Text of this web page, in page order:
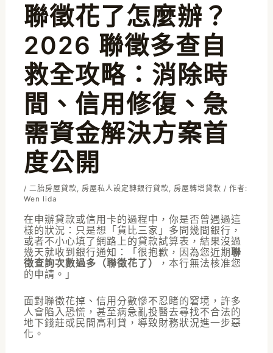
聯徵花了怎麼辦？
2026 聯徵多查自
救全攻略：消除時
間、信用修復、急
需資金解決方案首
度公開
/ 二胎房屋貸款 房屋私人設定轉銀行貸款 房屋轉增貸款 / 作者:
Wen Iida
在申辦貸款或信用卡的過程中，你是否曾遇過這
樣的狀況：只是想「貨比三家」多問幾間銀行，
或者不小心填了網路上的貸款試算表，結果沒過
幾天就收到銀行通知：「很抱歉，因為您近期聯
徵查詢次數過多（聯徵花了）
，本行無法核准您
的申請。」
面對聯徵花掉、信用分數慘不忍睹的窘境，許多
人會陷入恐慌，甚至病急亂投醫去尋找不合法的
地下錢莊或民間高利貸，導致財務狀況進一步惡
化。